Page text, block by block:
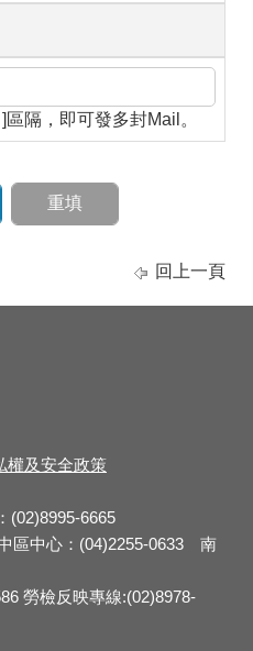
隔，即可發多封Mail。
回上一頁
權及安全政策
(02)8995-6665
區中心：(04)2255-0633 南
勞檢反映專線:(02)8978-